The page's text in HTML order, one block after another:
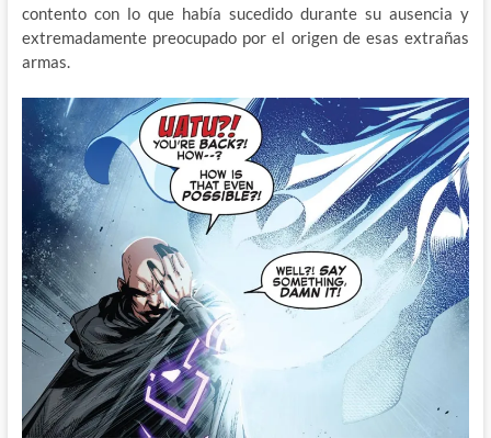
contento con lo que había sucedido durante su ausencia y
extremadamente preocupado por el origen de esas extrañas
armas.